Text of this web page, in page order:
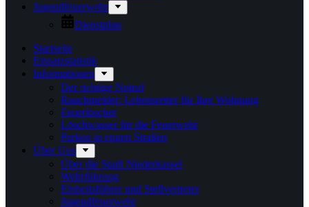
Jugendfeuerwehr
Dienstplan
Startseite
Einsatzstatistik
Informationen
Der richtige Notruf
Rauchmelder: Lebensretter für Ihre Wohnung
Feuerlöscher
Löschwasser für die Feuerwehr
Parken in engen Straßen
Über Uns
Über die Stadt Niederkassel
Wehrführung
Einheitsführer und Stellvertreter
Jugendfeuerwehr